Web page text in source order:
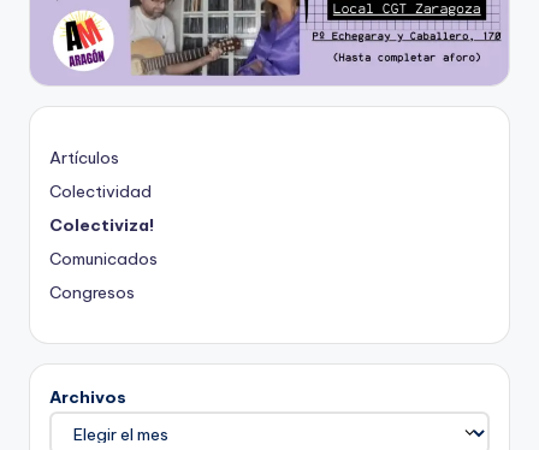
Artículos
Colectividad
Colectiviza!
Comunicados
Congresos
Archivos